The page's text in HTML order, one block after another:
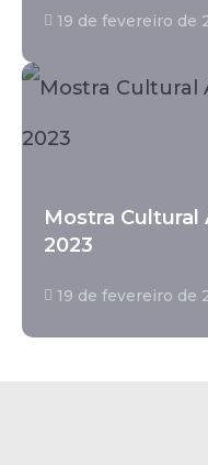
19 de fevereiro de
Mostra Cultural
2023
19 de fevereiro de